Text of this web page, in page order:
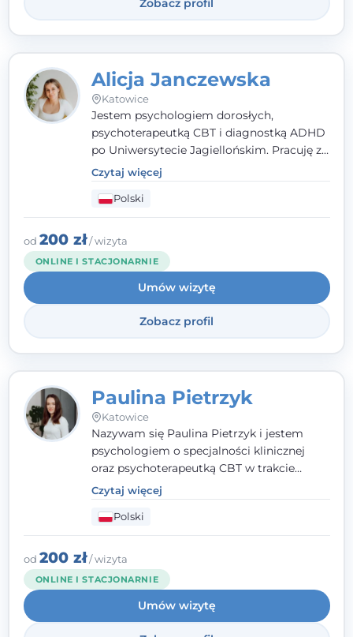
Zobacz profil
Alicja Janczewska
Katowice
Jestem psychologiem dorosłych,
psychoterapeutką CBT i diagnostką ADHD
po Uniwersytecie Jagiellońskim. Pracuję z
dorosłymi, młodzieżą i dziećmi, opierając
pomoc na zrozumieniu indywidualnych
potrzeb i więzi zbudowanej na zaufaniu.
Terapia to dla mnie bezpieczne miejsce, w
którym poczujesz się wysłuchany i
zrozumiany.
Czytaj więcej
Polski
od 200 zł/ wizyta
ONLINE I STACJONARNIE
Umów wizytę
Zobacz profil
Paulina Pietrzyk
Katowice
Nazywam się Paulina Pietrzyk i jestem
psychologiem o specjalności klinicznej
oraz psychoterapeutką CBT w trakcie
szkolenia. Pracuję z dorosłymi, którzy
szukają wsparcia w trudnych momentach -
w obliczu lęku, przewlekłego stresu,
natłoku myśli, obniżonego nastroju,
wypalenia czy kryzysu, a także po prostu
chcą lepiej poznać siebie.
Czytaj więcej
Polski
od 200 zł/ wizyta
ONLINE I STACJONARNIE
Umów wizytę